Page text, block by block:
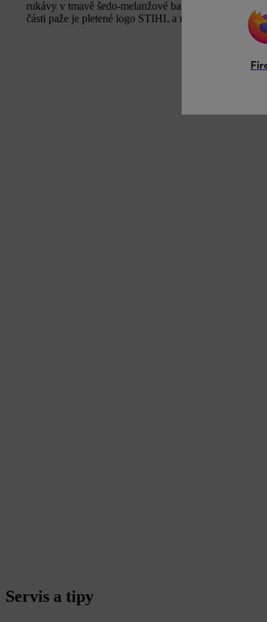
rukávy v tmavě šedo-melanžové barvě s pleteným
části paže je pletené logo STIHL a na spodním lemu
Servis a tipy